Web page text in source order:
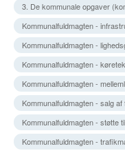
3. De kommunale opgaver
Kommunalfuldmagten -
Kommunalfuldmagten -
Kommunalfuldmagten -
Kommunalfuldmagten -
Kommunalfuldmagten - salg
Kommunalfuldmagten - støtte
Kommunalfuldmagten -